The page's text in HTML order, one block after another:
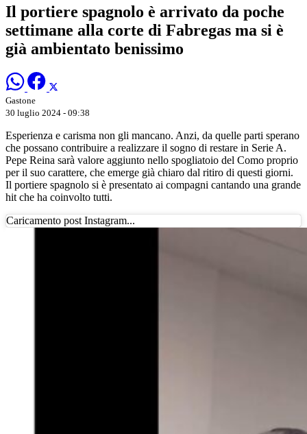
Il portiere spagnolo è arrivato da poche
settimane alla corte di Fabregas ma si è
già ambientato benissimo
Gastone
30 luglio 2024 - 09:38
Esperienza e carisma non gli mancano. Anzi, da quelle parti sperano
che possano contribuire a realizzare il sogno di restare in Serie A.
Pepe Reina sarà valore aggiunto nello spogliatoio del Como proprio
per il suo carattere, che emerge già chiaro dal ritiro di questi giorni.
Il portiere spagnolo si è presentato ai compagni cantando una grande
hit che ha coinvolto tutti.
Caricamento post Instagram...